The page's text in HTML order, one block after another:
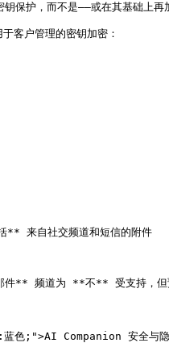
钥保护，而不是——或在其基础上
客户管理的密钥加密：
来自社交频道和短信的附件
件** 频道为 **不** 受支持，但
;">AI Companion 安全与隐